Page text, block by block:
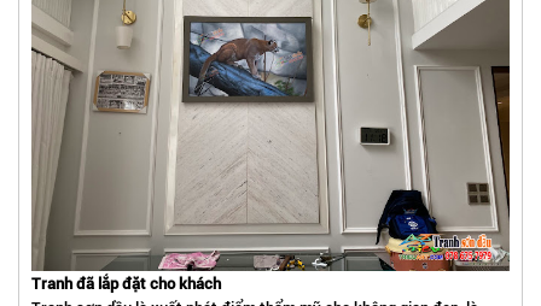
Tranh đã lắp đặt cho khách